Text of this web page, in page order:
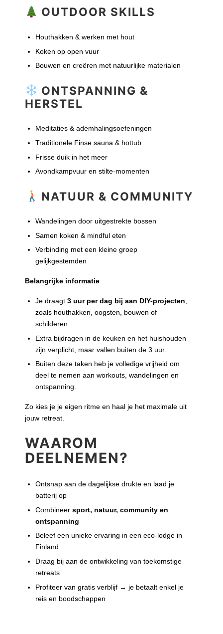
OUTDOOR SKILLS
Houthakken & werken met hout
Koken op open vuur
Bouwen en creëren met natuurlijke materialen
ONTSPANNING &
HERSTEL
Meditaties & ademhalingsoefeningen
Traditionele Finse sauna & hottub
Frisse duik in het meer
Avondkampvuur en stilte-momenten
NATUUR & COMMUNITY
Wandelingen door uitgestrekte bossen
Samen koken & mindful eten
Verbinding met een kleine groep
gelijkgestemden
Belangrijke informatie
Je draagt 3 uur per dag bij aan DIY-projecten
zoals houthakken, oogsten, bouwen of
schilderen.
Extra bijdragen in de keuken en het huishouden
zijn verplicht, maar vallen buiten de 3 uur.
Buiten deze taken heb je volledige vrijheid om
deel te nemen aan workouts, wandelingen en
ontspanning.
Zo kies je je eigen ritme en haal je het maximale uit
jouw retreat.
WAAROM
DEELNEMEN?
Ontsnap aan de dagelijkse drukte en laad je
batterij op
Combineer sport, natuur, community en
ontspanning
Beleef een unieke ervaring in een eco-lodge in
Finland
Draag bij aan de ontwikkeling van toekomstige
retreats
Profiteer van gratis verblijf → je betaalt enkel je
reis en boodschappen